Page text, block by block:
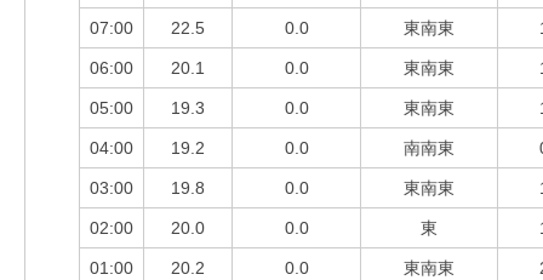
07:00 22.5 0.0 東南東
06:00 20.1 0.0 東南東
05:00 19.3 0.0 東南東
04:00 19.2 0.0 南南東
03:00 19.8 0.0 東南東
02:00 20.0 0.0 東
01:00 20.2 0.0 東南東